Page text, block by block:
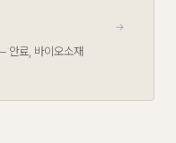
안료, 바이오소재
→